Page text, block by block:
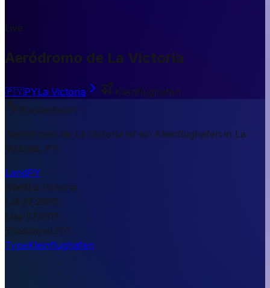
Live
Aeródromo de La Victoria
🇵🇾PYLa Victoria
Kleinflughafen
Kurzantwort
Aeródromo de La Victoria ist ein Kleinflughafen in La
Victoria, PY.
LandPY
StadtLa Victoria
Lat-22.2895
Lng-57.9311
TimezoneUTC
TypeKleinflughafen